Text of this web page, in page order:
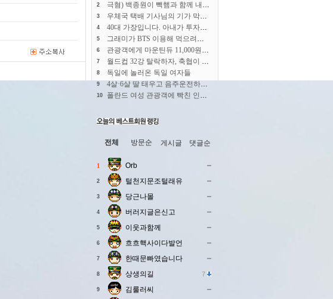
2 극혐) 백종원이 빽햄과 함께 내놓았던 빽소세지
3 우체국 택배 기사님의 기가 막힌 촉
4 40대 가장입니다. 아내가 투자사기로 수억을 잃고 또 몰래 3,800만원을 대출받았습니다
5 그래미가 BTS 이용해 먹으려다 실패했다는 폭로
6 관광객에게 마운틴듀 11,000원에 파는 우즈벡
7 월드컵 32강 탈락하자, 축협이 다급히 했던 일
8 독일에 놀러온 독일 여자들
9 4살·6살 딸 태우고 음주운전하다 사망사고 낸 엄마…블랙박스 공개
10 폴란드 여성 관광객에 빡친 인도인들
전체 방문순 게시글 댓글순
1 Orb
2 털천지문조털래유
3 당근나몰
4 버러지글은신고
5 이웃과함께
6 흐흐핵사이다발언
7 한때문빠였습니다
8 상생의길 7
9 김룰러씨